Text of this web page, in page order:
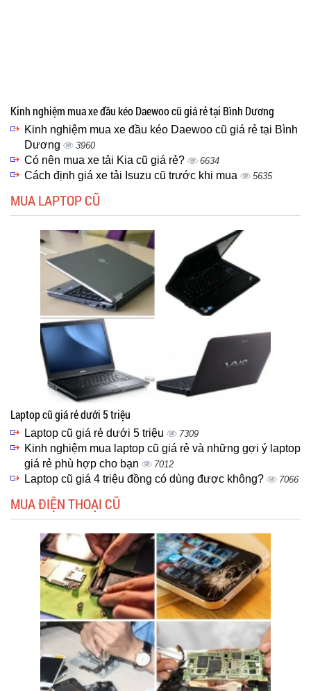
Kinh nghiệm mua xe đầu kéo Daewoo cũ giá rẻ tại Bình Dương
Kinh nghiệm mua xe đầu kéo Daewoo cũ giá rẻ tại Bình
Dương
3960
Có nên mua xe tải Kia cũ giá rẻ? 6634
Cách định giá xe tải Isuzu cũ trước khi mua 5635
MUA LAPTOP CŨ
Laptop cũ giá rẻ dưới 5 triệu
Laptop cũ giá rẻ dưới 5 triệu 7309
Kinh nghiệm mua laptop cũ giá rẻ và những gợi ý laptop
giá rẻ phù hợp cho bạn
7012
Laptop cũ giá 4 triệu đồng có dùng được không? 7066
MUA ĐIỆN THOẠI CŨ